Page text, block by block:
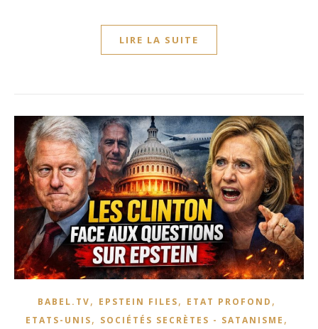
LIRE LA SUITE
BABEL.TV, EPSTEIN FILES, ETAT PROFOND ,
ETATS-UNIS, SOCIÉTÉS SECRÈTES - SATANISME ,